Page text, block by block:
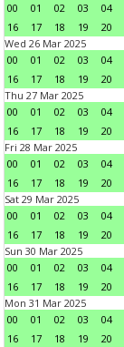
00
01 02 03 04
16
17 18 19 20
Wed 26 Mar 2025
00
01 02 03 04
16
17 18 19 20
Thu 27 Mar 2025
00
01 02 03 04
16
17 18 19 20
Fri 28 Mar 2025
00
01 02 03 04
16
17 18 19 20
Sat 29 Mar 2025
00
01 02 03 04
16
17 18 19 20
Sun 30 Mar 2025
00
01 02 03 04
16
17 18 19 20
Mon 31 Mar 2025
00
01 02 03 04
16
17 18 19 20